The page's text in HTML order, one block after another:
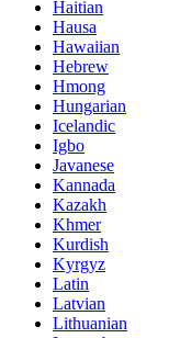
Haitian
Hausa
Hawaiian
Hebrew
Hmong
Hungarian
Icelandic
Igbo
Javanese
Kannada
Kazakh
Khmer
Kurdish
Kyrgyz
Latin
Latvian
Lithuanian